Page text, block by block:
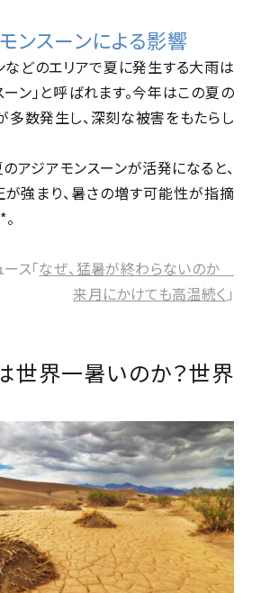
ンスーンによる影響
などのエリアで夏に発生する大雨は
ーン」と呼ばれます。今年はこの夏の
多数発生し、深刻な被害をもたらし
アジアモンスーンが活発になると、
強まり、暑さの増す可能性が指摘
ス「なぜ、猛暑が終わらないのか
来月にかけても高温続く 」
世界一暑いのか？世界